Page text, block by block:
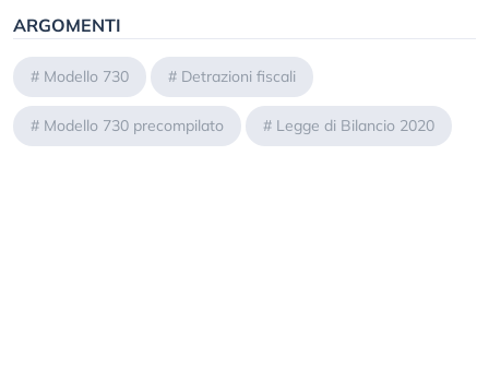
ARGOMENTI
# Modello 730 # Detrazioni fiscali
# Modello 730 precompilato # Legge di Bilancio 2020